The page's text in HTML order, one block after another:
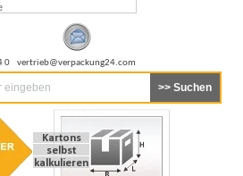
0 vertrieb@verpackung24.com
eingeben